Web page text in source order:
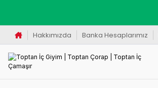
Hakkımızda Banka Hesaplarımız